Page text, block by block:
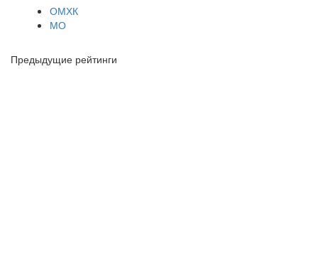
ОМХК
МО
Предыдущие рейтинги